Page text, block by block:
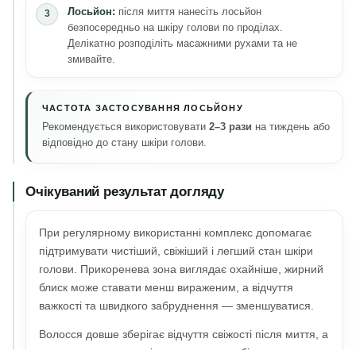
Лосьйон: після миття нанесіть лосьйон
безпосередньо на шкіру голови по проділах.
Делікатно розподіліть масажними рухами та не
змивайте.
ЧАСТОТА ЗАСТОСУВАННЯ ЛОСЬЙОНУ
Рекомендується використовувати 2–3 рази на тиждень або
відповідно до стану шкіри голови.
Очікуваний результат догляду
При регулярному використанні комплекс допомагає
підтримувати чистіший, свіжіший і легший стан шкіри
голови. Прикоренева зона виглядає охайніше, жирний
блиск може ставати менш вираженим, а відчуття
важкості та швидкого забруднення — зменшуватися.
Волосся довше зберігає відчуття свіжості після миття, а